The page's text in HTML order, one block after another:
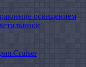
освещением
Cruiser